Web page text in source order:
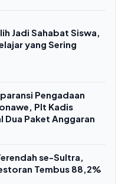
Jadi Sahabat Siswa,
yang Sering
Pengadaan
Plt Kadis
Dua Paket Anggaran
se-Sultra,
Tembus 88,2%